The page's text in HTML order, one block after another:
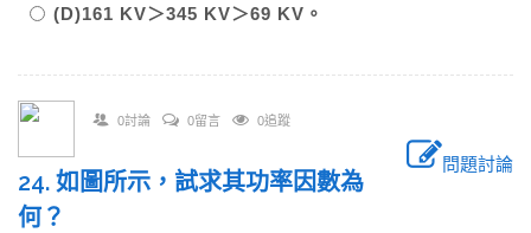
(D)161 KV＞345 KV＞69 KV。
0討論 0留言 0追蹤
問題討論
24. 如圖所示，試求其功率因數為
何？